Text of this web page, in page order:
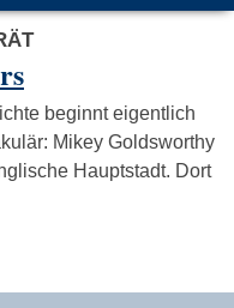
beginnt eigentlich
Mikey Goldsworthy
Hauptstadt. Dort